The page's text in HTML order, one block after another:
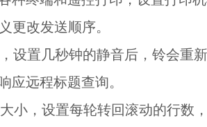
改发送顺序。
置几秒钟的静音后，铃会重新
远程标题查询。
，设置每轮转回滚动的行数，